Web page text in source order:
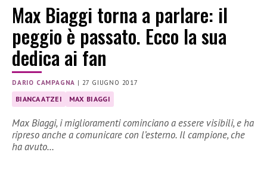
Max Biaggi torna a parlare: il
peggio è passato. Ecco la sua
dedica ai fan
DARIO CAMPAGNA | 27 GIUGNO 2017
BIANCA ATZEI MAX BIAGGI
Max Biaggi, i miglioramenti cominciano a essere visibili, e ha
ripreso anche a comunicare con l’esterno. Il campione, che
ha avuto…